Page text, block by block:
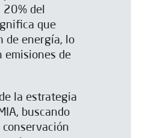
del
que
de energía, lo
emisiones de
la estrategia
buscando